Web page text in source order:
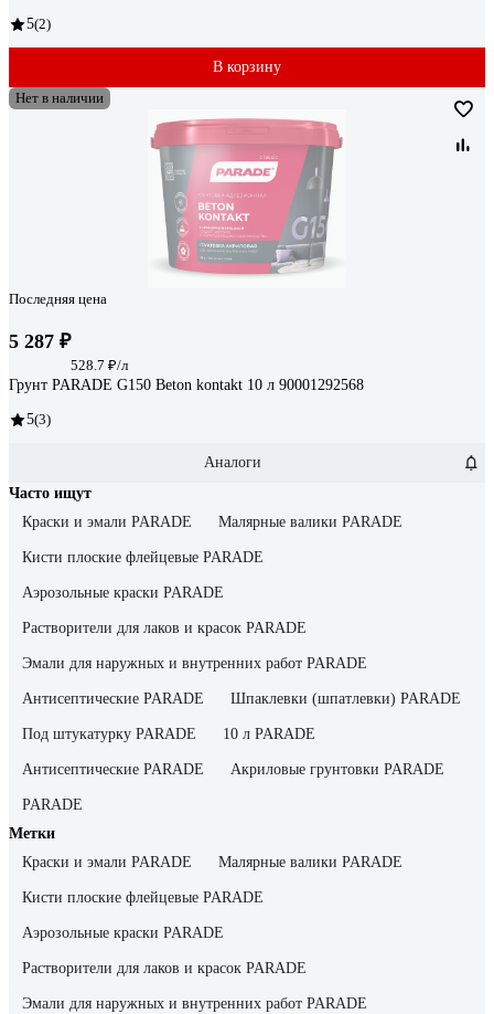
5(2)
В корзину
Нет в наличии
Последняя цена
5 287 ₽
528.7 ₽/л
Грунт PARADE G150 Beton kontakt 10 л 90001292568
5(3)
Аналоги
Часто ищут
Краски и эмали PARADE
Малярные валики PARADE
Кисти плоские флейцевые PARADE
Аэрозольные краски PARADE
Растворители для лаков и красок PARADE
Эмали для наружных и внутренних работ PARADE
Антисептические PARADE Шпаклевки (шпатлевки) PARADE
Под штукатурку PARADE 10 л PARADE
Антисептические PARADE Акриловые грунтовки PARADE
PARADE
Метки
Краски и эмали PARADE
Малярные валики PARADE
Кисти плоские флейцевые PARADE
Аэрозольные краски PARADE
Растворители для лаков и красок PARADE
Эмали для наружных и внутренних работ PARADE